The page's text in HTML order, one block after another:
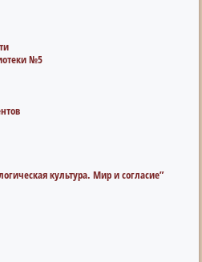
№5
культура. Мир и согласие”